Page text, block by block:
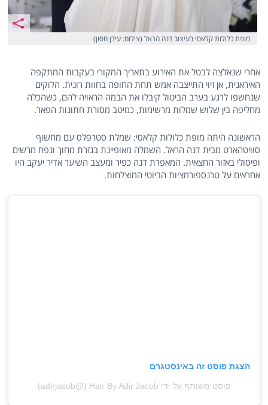
מופת כלולות קלאסי בעיצוב דנה הראל (צילום: עידן חסון)
אחרי שנאלצה לבטל את האירוע בתאריך המקורי בעקבות המתקפה
האיראנית, אן זיוי התייצבה אמש תחת החופה בחוות רונית. הלוקים
שנחשפו לרגע בערב הביטול קיבלו את הבמה הראויה להם, כשהכלה
מחליפה בין שלוש שמלות מרשימות, כמיטב מסורת חתונות הפאר.
הראשונה היתה מופת כלולות קלאסי: שמלת סטרפלס עם מחשוף
סוויטהארט מבית דנה הראל. השמלה מאופיינת בגזרת מחוך ונפח מרשים
ופיסולי באזור החצאית. המאפרת דנה כפיר ומעצב השיער אדיר יעקב היו
אחראים על טרנספורמציות הביוטי המוצלחות.
הצגת פוסט זה באינסטגרם
פוסט משותף על ידי ‏‎Hair By Adir Jacob‎‏ (@‏‎adirjacob‎‏)